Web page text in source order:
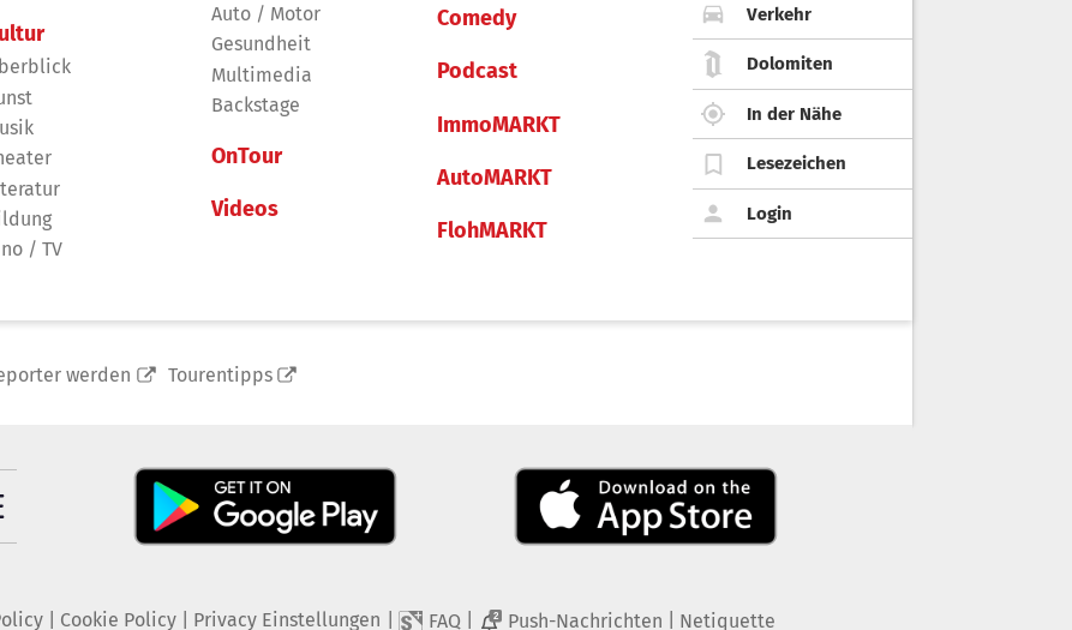
/ TV
Auto / Motor
Gesundheit
Multimedia
Backstage
OnTour
Videos
Comedy
Podcast
ImmoMARKT
AutoMARKT
FlohMARKT
Verkehr
Dolomiten
In der Nähe
Lesezeichen
Login
werden Tourentipps
| Cookie Policy| Privacy Einstellungen FAQ 2 Push-Nachrichten Netiquette